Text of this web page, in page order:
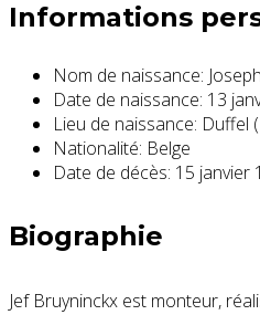
Informations
Nom de naissance:
Date de naissance: 13
Lieu de naissance: Duffel
Nationalité: Belge
Date de décès: 15 janvier
Biographie
Jef Bruyninckx est monteur,